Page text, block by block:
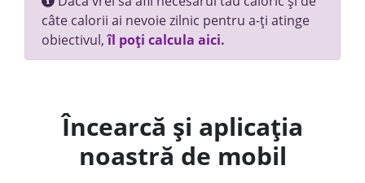
câte calorii ai nevoie zilnic pentru a-ți atinge
obiectivul,îl poți calcula aici.
Încearcă și aplicația
noastră de mobil